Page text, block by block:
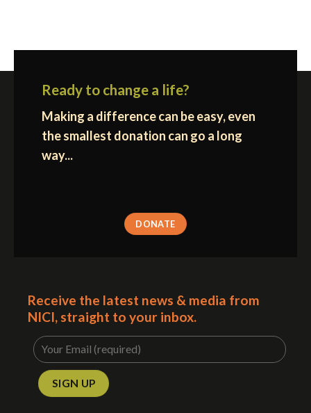
Ready to change a life?
Making a difference can be easy, even
the smallest donation can go a long
way...
DONATE
Receive the latest news & media from
NICI, straight to your inbox.